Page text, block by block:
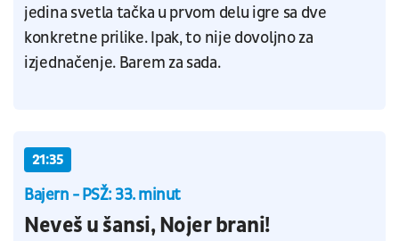
jedina svetla tačka u prvom delu igre sa dve
konkretne prilike. Ipak, to nije dovoljno za
izjednačenje. Barem za sada.
21:35
Bajern - PSŽ: 33. minut
Neveš u šansi, Nojer brani!